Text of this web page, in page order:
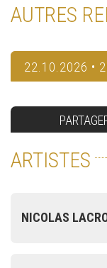
AUTRES
22.10.2026 •
ARTISTES
NICOLAS